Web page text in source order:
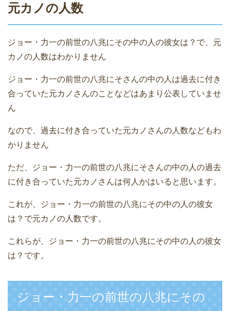
元カノの人数
ジョー・力一の前世の八兆にその中の人の彼女は？で、元
カノの人数はわかりません
ジョー・力一の前世の八兆にそさんの中の人は過去に付き
合っていた元カノさんのことなどはあまり公表していませ
ん
なので、過去に付き合っていた元カノさんの人数などもわ
かりません
ただ、ジョー・力一の前世の八兆にそさんの中の人の過去
に付き合っていた元カノさんは何人かはいると思います。
これが、ジョー・力一の前世の八兆にその中の人の彼女
は？で元カノの人数です。
これらが、ジョー・力一の前世の八兆にその中の人の彼女
は？です。
ジョー・力一の前世の八兆にその